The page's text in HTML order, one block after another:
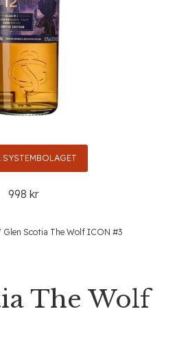
SYSTEMBOLAGET
998 kr
Glen Scotia The Wolf ICON #3
The Wolf